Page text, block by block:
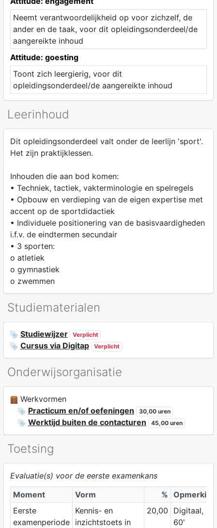
Neemt verantwoordelijkheid op voor zichzelf, de
ander en de taak, voor dit opleidingsonderdeel/de
aangereikte inhoud
Attitude: goesting
Toont zich leergierig, voor dit
opleidingsonderdeel/de aangereikte inhoud
Leerinhoud
Dit opleidingsonderdeel valt onder de leerlijn 'sport'.
Het zijn praktijklessen.
Inhouden die aan bod komen:
• Techniek, tactiek, vakterminologie en spelregels
• Opbouw en verdieping van de eigen expertise met
accent op de sportdidactiek
• Individuele positionering van de basisvaardigheden
i.f.v. de eindtermen secundair
• 3 sporten:
o atletiek
o gymnastiek
o zwemmen
Studiematerialen
Studiewijzer Verplicht
Cursus via Digitap Verplicht
Onderwijsorganisatie
Werkvormen
Practicum en/of oefeningen
30,00 uren
Werktijd buiten de contacturen 45,00 uren
Toetsing
Evaluatie(s) voor de eerste examenkans
Moment
Vorm % Opmerking
Eerste
examenperiode
Kennis- en
inzichtstoets in
20,00
Digitaal,
60'